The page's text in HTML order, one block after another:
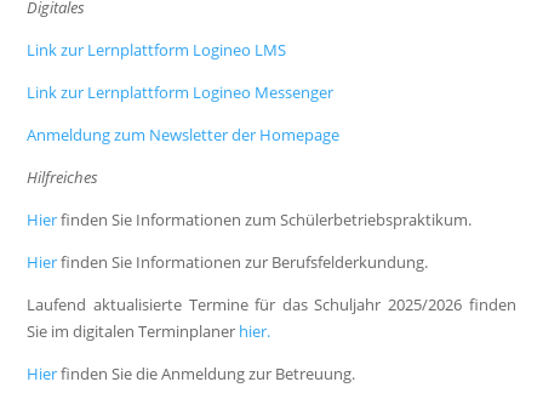
Digitales
Link zur Lernplattform Logineo LMS
Link zur Lernplattform Logineo Messenger
Anmeldung zum Newsletter der Homepage
Hilfreiches
Hierfinden Sie Informationen zum Schülerbetriebspraktikum.
Hierfinden Sie Informationen zur Berufsfelderkundung.
Laufend aktualisierte Termine für das Schuljahr 2025/2026 finden
Sie im digitalen Terminplaner hier.
Hierfinden Sie die Anmeldung zur Betreuung.